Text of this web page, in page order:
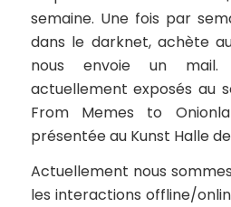
semaine. Une fois par
dans le darknet, achète
nous envoie un
actuellement exposés au
From Memes to
présentée au Kunst Halle
Actuellement nous
les interactions offline/